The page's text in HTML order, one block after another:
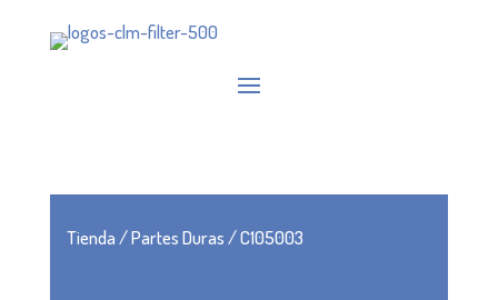
Tienda/Partes Duras/ C105003